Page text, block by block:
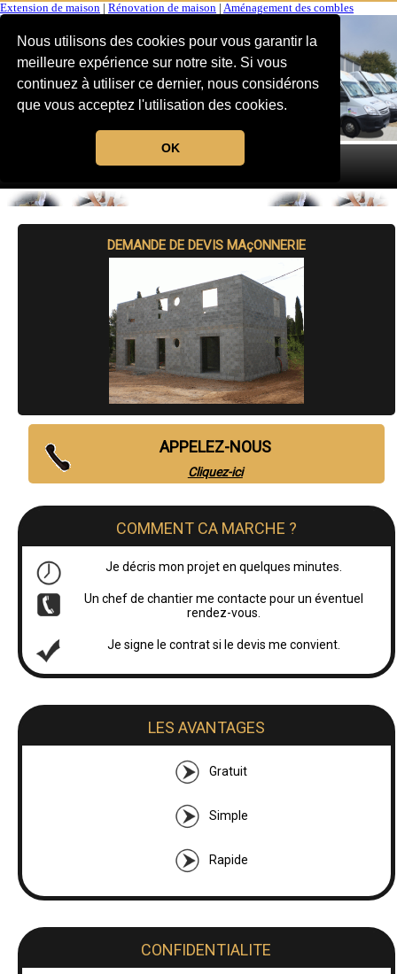
Nous utilisons des cookies pour vous garantir la
meilleure expérience sur notre site. Si vous
continuez à utiliser ce dernier, nous considérons
que vous acceptez l'utilisation des cookies.
OK
Extension de maison Rénovation de maison Aménagement des combles
MENU
DEMANDE DE DEVIS MAçONNERIE
APPELEZ-NOUS
Cliquez-ici
COMMENT CA MARCHE ?
Je décris mon projet en quelques minutes.
Un chef de chantier me contacte pour un éventuel
rendez-vous.
Je signe le contrat si le devis me convient.
LES AVANTAGES
Gratuit
Simple
Rapide
CONFIDENTIALITE